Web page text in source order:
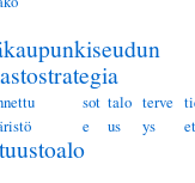
sot
e
talo
us
terve
ys
et